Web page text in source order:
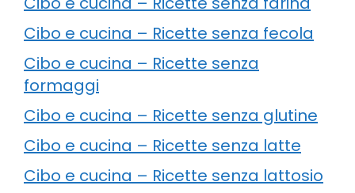
Cibo e cucina – Ricette senza fecola
Cibo e cucina – Ricette senza
formaggi
Cibo e cucina – Ricette senza glutine
Cibo e cucina – Ricette senza latte
Cibo e cucina – Ricette senza lattosio